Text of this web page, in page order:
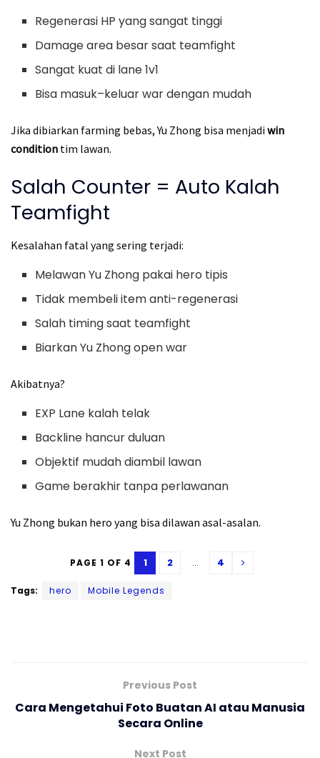
Regenerasi HP yang sangat tinggi
Damage area besar saat teamfight
Sangat kuat di lane 1v1
Bisa masuk–keluar war dengan mudah
Jika dibiarkan farming bebas, Yu Zhong bisa menjadiwin
condition tim lawan.
Salah Counter = Auto Kalah
Teamfight
Kesalahan fatal yang sering terjadi:
Melawan Yu Zhong pakai hero tipis
Tidak membeli item anti-regenerasi
Salah timing saat teamfight
Biarkan Yu Zhong open war
Akibatnya?
EXP Lane kalah telak
Backline hancur duluan
Objektif mudah diambil lawan
Game berakhir tanpa perlawanan
Yu Zhong bukan hero yang bisa dilawan asal-asalan.
PAGE 1 OF 4 1 2 ... 4
Tags: hero Mobile Legends
Previous Post
Cara Mengetahui Foto Buatan AI atau Manusia
Secara Online
Next Post